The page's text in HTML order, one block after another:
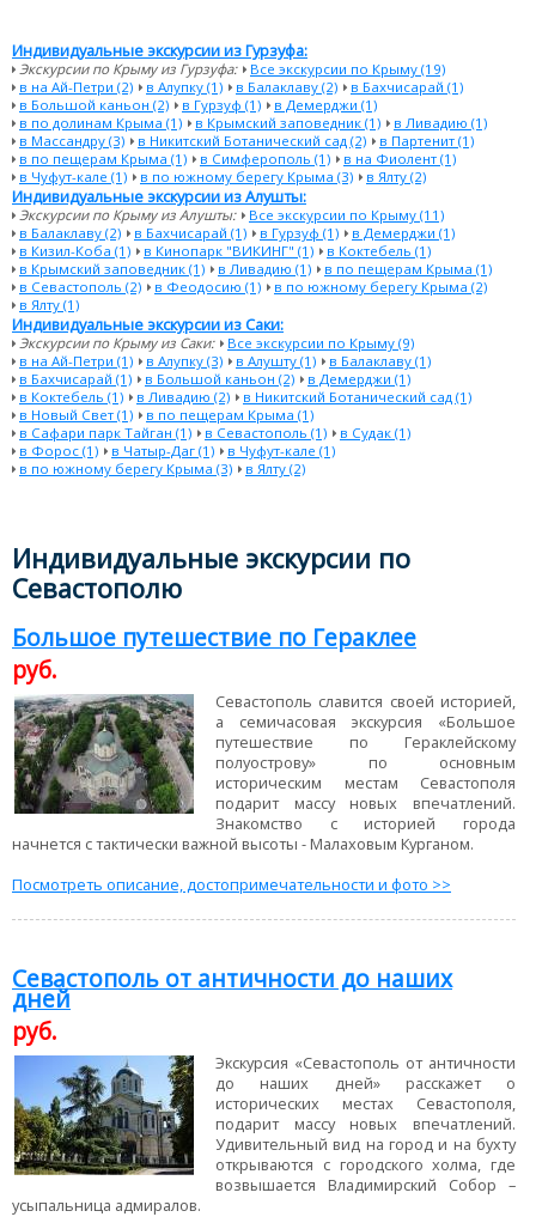
Индивидуальные экскурсии из Гурзуфа:
Экскурсии по Крыму из Гурзуфа:
Все экскурсии по Крыму (19)
в на Ай-Петри (2)
в Алупку (1) в Балаклаву (2)
в Бахчисарай (1)
в Большой каньон (2)
в Гурзуф (1)
в Демерджи (1)
в по долинам Крыма (1)
в Крымский заповедник (1)
в Ливадию (1)
в Массандру (3)
в Никитский Ботанический сад (2)
в Партенит (1)
в по пещерам Крыма (1)
в Симферополь (1)
в на Фиолент (1)
в Чуфут-кале (1)
в по южному берегу Крыма (3) в Ялту (2)
Индивидуальные экскурсии из Алушты:
Экскурсии по Крыму из Алушты:
Все экскурсии по Крыму (11)
в Балаклаву (2)
в Бахчисарай (1) в Гурзуф (1)
в Демерджи (1)
в Кизил-Коба (1)
в Кинопарк "ВИКИНГ" (1)
в Коктебель (1)
в Крымский заповедник (1)
в Ливадию (1)
в по пещерам Крыма (1)
в Севастополь (2)
в Феодосию (1)
в по южному берегу Крыма (2)
в Ялту (1)
Индивидуальные экскурсии из Саки:
Экскурсии по Крыму из Саки:
Все экскурсии по Крыму (9)
в на Ай-Петри (1)
в Алупку (3) в Алушту (1)
в Балаклаву (1)
в Бахчисарай (1)
в Большой каньон (2)
в Демерджи (1)
в Коктебель (1)
в Ливадию (2)
в Никитский Ботанический сад (1)
в Новый Свет (1)
в по пещерам Крыма (1)
в Сафари парк Тайган (1)
в Севастополь (1)
в Судак (1)
в Форос (1)
в Чатыр-Даг (1)
в Чуфут-кале (1)
в по южному берегу Крыма (3)
в Ялту (2)
Индивидуальные экскурсии по
Севастополю
Большое путешествие по Гераклее
руб.
Севастополь славится своей историей,
а семичасовая экскурсия «Большое
путешествие по Гераклейскому
полуострову» по основным
историческим местам Севастополя
подарит массу новых впечатлений.
Знакомство с историей города
начнется с тактически важной высоты - Малаховым Курганом.
Посмотреть описание, достопримечательности и фото >>
Севастополь от античности до наших
дней
руб.
Экскурсия «Севастополь от античности
до наших дней» расскажет о
исторических местах Севастополя,
подарит массу новых впечатлений.
Удивительный вид на город и на бухту
открываются с городского холма, где
возвышается Владимирский Собор –
усыпальница адмиралов.